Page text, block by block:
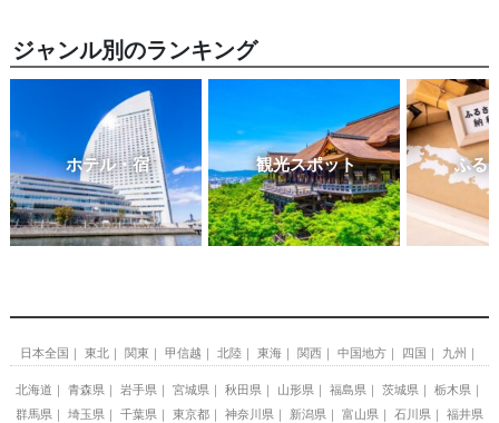
ジャンル別のランキング
ホテル・宿 観光スポット ふる
日本全国 東北 関東 甲信越 北陸 東海 関西 中国地方 四国 九州
北海道 青森県 岩手県 宮城県 秋田県 山形県 福島県 茨城県
栃木県
群馬県
埼玉県 千葉県 東京都 神奈川県 新潟県 富山県 石川県
福井県